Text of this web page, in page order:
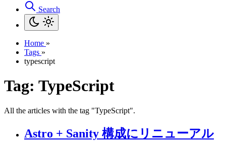
Search
Home »
Tags »
typescript
Tag: TypeScript
All the articles with the tag "TypeScript".
Astro + Sanity 構成にリニューアル